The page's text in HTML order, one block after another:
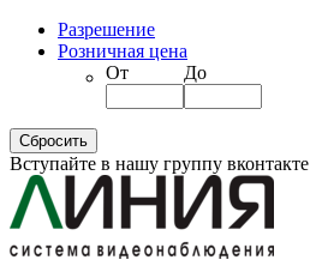
Разрешение
Розничная цена
От
До
Вступайте в нашу группу вконтакте